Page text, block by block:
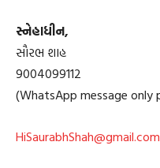
સ્નેહાધીન,
સૌરભ શાહ
9004099112
(WhatsApp message only
HiSaurabhShah@gmail.com